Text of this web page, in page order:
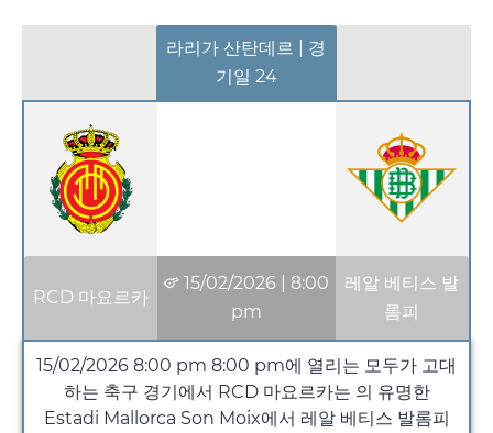
라리가 산탄데르 | 경
기일 24
RCD 마요르카
15/02/2026
8:00
pm
레알 베티스 발
롬피
15/02/2026 8:00 pm 8:00 pm에 열리는 모두가 고대
하는 축구 경기에서 RCD 마요르카는 의 유명한
Estadi Mallorca Son Moix에서 레알 베티스 발롬피